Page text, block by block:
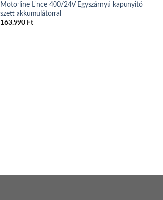
Motorline Lince 400/24V Egyszárnyú kapunyitó
szett akkumulátorral
163.990 Ft